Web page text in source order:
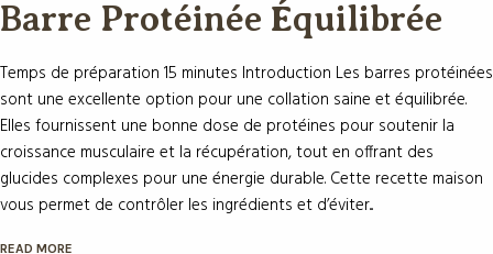
Barre Protéinée Équilibrée
Temps de préparation 15 minutes Introduction Les barres protéinées
sont une excellente option pour une collation saine et équilibrée.
Elles fournissent une bonne dose de protéines pour soutenir la
croissance musculaire et la récupération, tout en offrant des
glucides complexes pour une énergie durable. Cette recette maison
vous permet de contrôler les ingrédients et d’éviter...
READ MORE